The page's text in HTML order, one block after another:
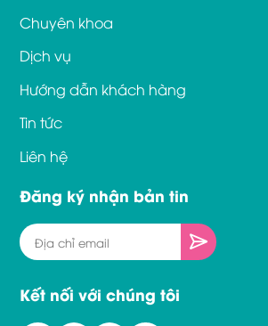
Chuyên khoa
Dịch vụ
Hướng dẫn khách hàng
Tin tức
Liên hệ
Đăng ký nhận bản tin
Kết nối với chúng tôi